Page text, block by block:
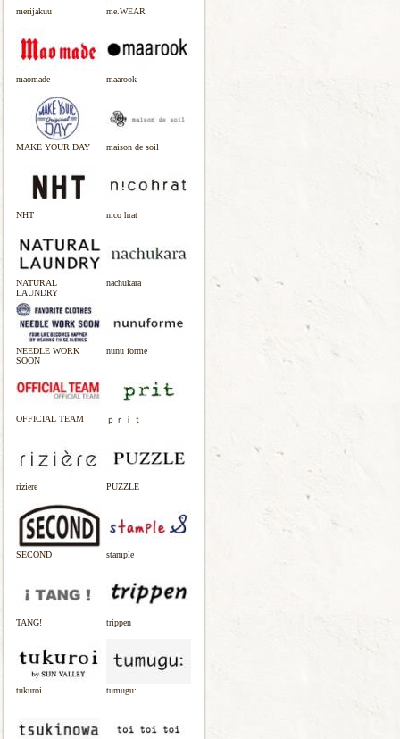
merijakuu me.WEAR
maomade maarook
MAKE YOUR DAY maison de soil
NHT nico hrat
NATURAL
LAUNDRY
nachukara
NEEDLE WORK
SOON
nunu forme
OFFICIAL TEAM ｐｒｉｔ
riziere PUZZLE
SECOND stample
TANG! trippen
tukuroi tumugu: